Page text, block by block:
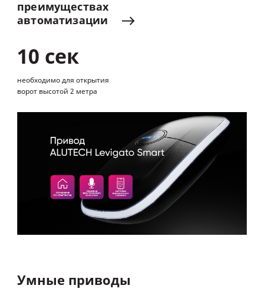
преимуществах
автоматизации
10 сек
необходимо для открытия
ворот высотой 2 метра
Умные приводы